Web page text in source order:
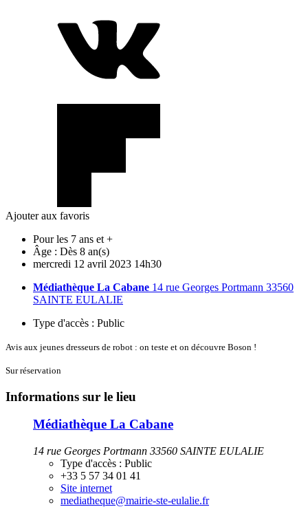
Ajouter aux favoris
Pour les 7 ans et +
Âge : Dès 8 an(s)
mercredi 12 avril 2023 14h30
Médiathèque La Cabane 14 rue Georges Portmann 33560
SAINTE EULALIE
Type d'accès : Public
Avis aux jeunes dresseurs de robot : on teste et on découvre Boson !
Sur réservation
Informations sur le lieu
Médiathèque La Cabane
14 rue Georges Portmann 33560 SAINTE EULALIE
Type d'accès : Public
+33 5 57 34 01 41
Site internet
mediatheque@mairie-ste-eulalie.fr